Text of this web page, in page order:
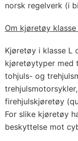
norsk regelverk (i
Om kjøretøy klasse
Kjøretøy i klasse L
kjøretøytyper med
tohjuls- og
firehjulskjøretøy
For slike kjøretøy
beskyttelse mot